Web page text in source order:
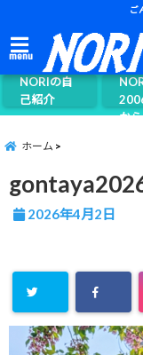
ご
menu
NORIの自
己紹介
ご
ん
か
ホーム
2026年4月2日